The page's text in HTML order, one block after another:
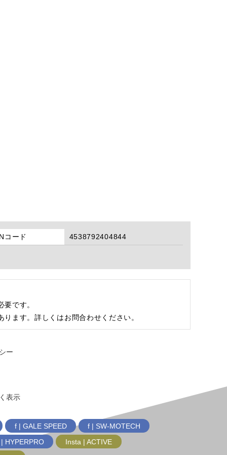
コード 4538792404844
です。
ます。詳しくはお問合わせください。
ー
表示
f | GALE SPEED
f | SW-MOTECH
HYPERPRO
Insta | ACTIVE